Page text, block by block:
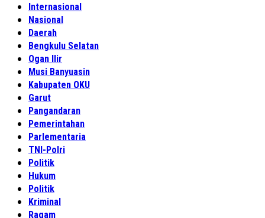
Internasional
Nasional
Daerah
Bengkulu Selatan
Ogan Ilir
Musi Banyuasin
Kabupaten OKU
Garut
Pangandaran
Pemerintahan
Parlementaria
TNI-Polri
Politik
Hukum
Politik
Kriminal
Ragam